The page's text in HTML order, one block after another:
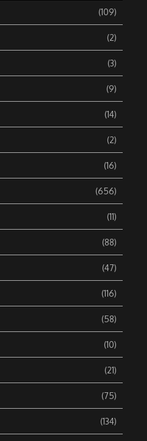
(109)
(2)
(3)
(9)
(14)
(2)
(16)
(656)
(11)
(88)
(47)
(116)
(58)
(10)
(21)
(75)
(134)